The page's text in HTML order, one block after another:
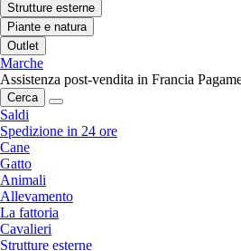
Strutture esterne
Piante e natura
Outlet
Marche
Assistenza post-vendita in Francia
Cerca
Saldi
Spedizione in 24 ore
Cane
Gatto
Animali
Allevamento
La fattoria
Cavalieri
Strutture esterne